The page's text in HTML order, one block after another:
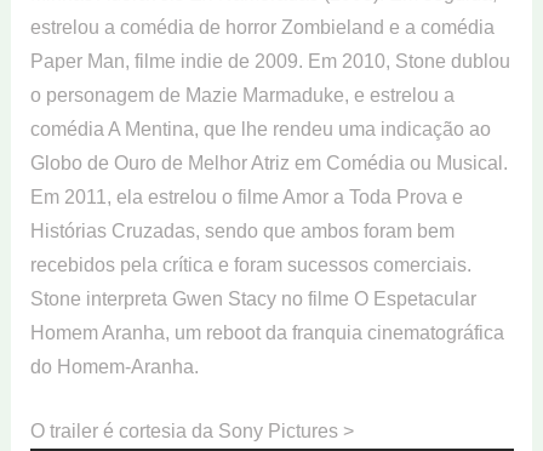
estrelou a comédia de horror Zombieland e a comédia
Paper Man, filme indie de 2009. Em 2010, Stone dublou
o personagem de Mazie Marmaduke, e estrelou a
comédia A Mentina, que lhe rendeu uma indicação ao
Globo de Ouro de Melhor Atriz em Comédia ou Musical.
Em 2011, ela estrelou o filme Amor a Toda Prova e
Histórias Cruzadas, sendo que ambos foram bem
recebidos pela crítica e foram sucessos comerciais.
Stone interpreta Gwen Stacy no filme O Espetacular
Homem Aranha, um reboot da franquia cinematográfica
do Homem-Aranha.
O trailer é cortesia da Sony Pictures >